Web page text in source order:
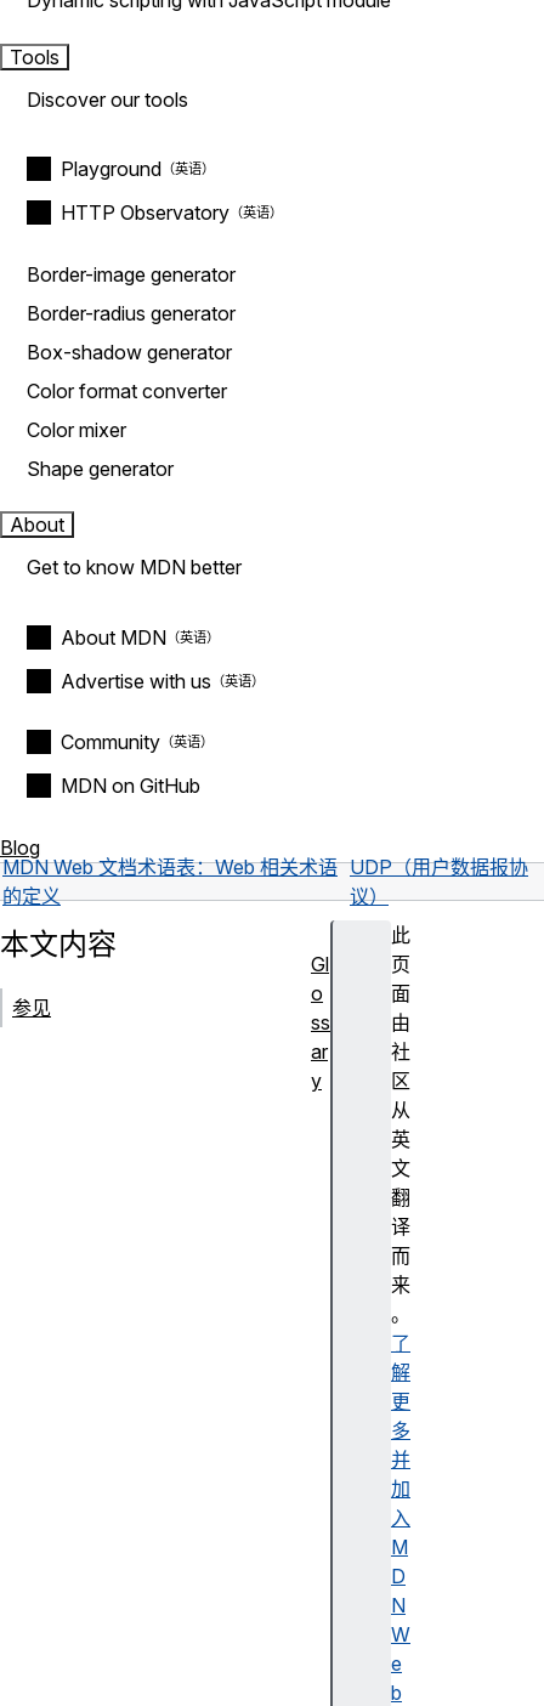
Tools
Discover our tools
Playground
HTTP Observatory
Border-image generator
Border-radius generator
Box-shadow generator
Color format converter
Color mixer
Shape generator
About
Get to know MDN better
About MDN
Advertise with us
Community
MDN on GitHub
Blog
MDN Web 文档术语表：Web 相关术语
的定义
UDP（用户数据报协
议）
此
页
面
由
社
区
从
英
文
翻
译
而
来
。
了
解
更
多
并
加
入
M
D
N
W
e
b
本文内容
参见
Gl
o
ss
ar
y